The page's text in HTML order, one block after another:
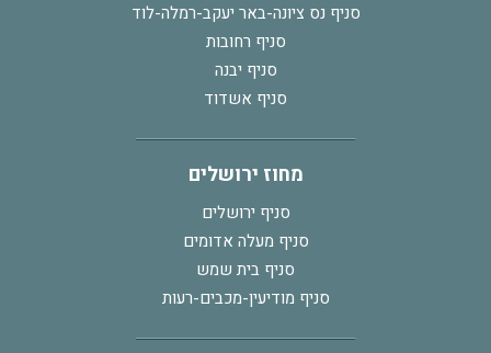
סניף נס ציונה-באר יעקב-רמלה-לוד
סניף רחובות
סניף יבנה
סניף אשדוד
מחוז ירושלים
סניף ירושלים
סניף מעלה אדומים
סניף בית שמש
סניף מודיעין-מכבים-רעות